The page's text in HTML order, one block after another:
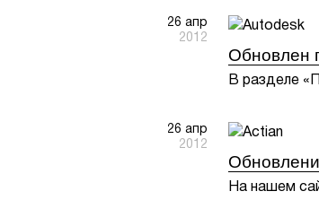
26 апр
2012
Обновлен
В разделе
26 апр
2012
На нашем